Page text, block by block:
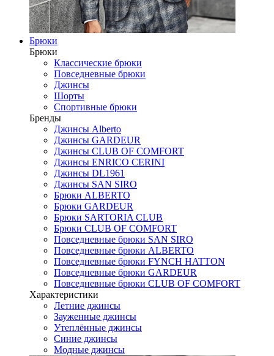
Брюки
Брюки
Классические брюки
Повседневные брюки
Джинсы
Шорты
Спортивные брюки
Бренды
Джинсы Alberto
Джинсы GARDEUR
Джинсы CLUB OF COMFORT
Джинсы ENRICO CERINI
Джинсы DL1961
Джинсы SAN SIRO
Брюки ALBERTO
Брюки GARDEUR
Брюки SARTORIA CLUB
Брюки CLUB OF COMFORT
Повседневные брюки SAN SIRO
Повседневные брюки ALBERTO
Повседневные брюки FYNCH HATTON
Повседневные брюки GARDEUR
Повседневные брюки CLUB OF COMFORT
Характеристики
Летние джинсы
Зауженные джинсы
Утеплённые джинсы
Синие джинсы
Модные джинсы